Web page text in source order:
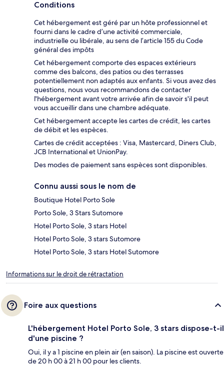
Conditions
Cet hébergement est géré par un hôte professionnel et
fourni dans le cadre d’une activité commerciale,
industrielle ou libérale, au sens de l’article 155 du Code
général des impôts
Cet hébergement comporte des espaces extérieurs
comme des balcons, des patios ou des terrasses
potentiellement non adaptés aux enfants. Si vous avez des
questions, nous vous recommandons de contacter
l'hébergement avant votre arrivée afin de savoir s'il peut
vous accueillir dans une chambre adéquate.
Cet hébergement accepte les cartes de crédit, les cartes
de débit et les espèces.
Cartes de crédit acceptées : Visa, Mastercard, Diners Club,
JCB International et UnionPay.
Des modes de paiement sans espèces sont disponibles.
Connu aussi sous le nom de
Boutique Hotel Porto Sole
Porto Sole, 3 Stars Sutomore
Hotel Porto Sole, 3 stars Hotel
Hotel Porto Sole, 3 stars Sutomore
Hotel Porto Sole, 3 stars Hotel Sutomore
Informations sur le droit de rétractation
Foire aux questions
L'hébergement Hotel Porto Sole, 3 stars dispose-t-il
d'une piscine ?
Oui, il y a 1 piscine en plein air (en saison). La piscine est ouverte
de 20 h 00 à 21 h 00 pour les clients.